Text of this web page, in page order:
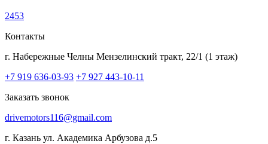
2453
Контакты
г. Набережные Челны Мензелинский тракт, 22/1 (1 этаж)
+7 919 636-03-93 +7 927 443-10-11
Заказать звонок
drivemotors116@gmail.com
г. Казань ул. Академика Арбузова д.5